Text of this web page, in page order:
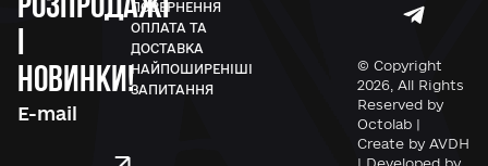
і
новинки!
ПОВЕРНЕННЯ
ОПЛАТА ТА
ДОСТАВКА
НАЙПОШИРЕНІШІ
ЗАПИТАННЯ
© Copyright
2026, All Rights
Reserved by
Octolab |
Create by AVDH